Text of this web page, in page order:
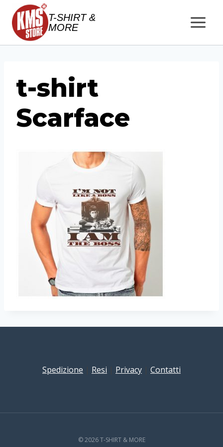
Salta
contenuto
T-SHIRT &
MORE
t-shirt
Scarface
Spedizione Resi Privacy Contatti
© 2026 T-SHIRT & MORE